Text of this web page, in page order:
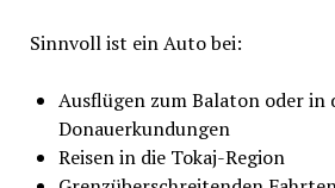
Sinnvoll ist ein Auto bei:
Ausflügen zum Balaton oder in
Donauerkundungen
Reisen in die Tokaj-Region